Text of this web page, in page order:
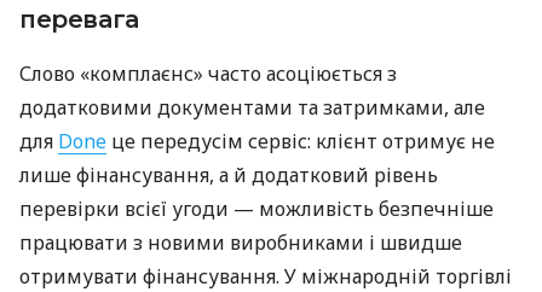
перевага
Слово «комплаєнс» часто асоціюється з
додатковими документами та затримками, але
для Done це передусім сервіс: клієнт отримує не
лише фінансування, а й додатковий рівень
перевірки всієї угоди — можливість безпечніше
працювати з новими виробниками і швидше
отримувати фінансування. У міжнародній торгівлі